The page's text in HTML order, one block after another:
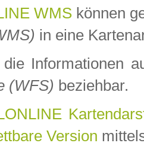
WMS können
in eine
die Informationen
(WFS) beziehbar.
Version